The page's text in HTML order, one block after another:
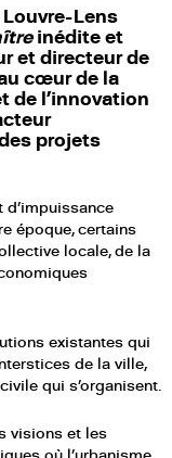
Lens
inédite et
et directeur de
cœur de la
de l’innovation
projets
époque, certains
locale, de la
existantes qui
de la ville,
qui s’organisent.
visions et les
où l’urbanisme